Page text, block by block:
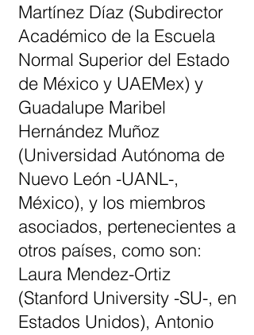
Martínez Díaz (Subdirector
Académico de la Escuela
Normal Superior del Estado
de México y UAEMex) y
Guadalupe Maribel
Hernández Muñoz
(Universidad Autónoma de
Nuevo León -UANL-,
México), y los miembros
asociados, pertenecientes a
otros países, como son:
Laura Mendez-Ortiz
(Stanford University -SU-, en
Estados Unidos), Antonio